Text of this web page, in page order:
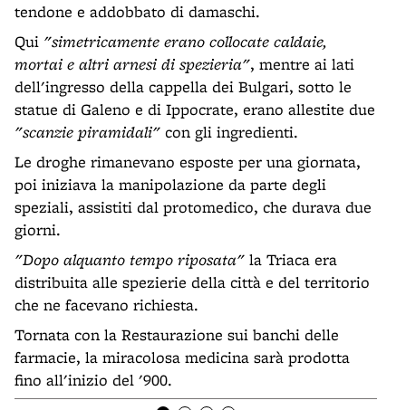
tendone e addobbato di damaschi.
Qui "simetricamente erano collocate caldaie,
mortai e altri arnesi di spezieria", mentre ai lati
dell'ingresso della cappella dei Bulgari, sotto le
statue di Galeno e di Ippocrate, erano allestite due
"scanzie piramidali" con gli ingredienti.
Le droghe rimanevano esposte per una giornata,
poi iniziava la manipolazione da parte degli
speziali, assistiti dal protomedico, che durava due
giorni.
"Dopo alquanto tempo riposata" la Triaca era
distribuita alle spezierie della città e del territorio
che ne facevano richiesta.
Tornata con la Restaurazione sui banchi delle
farmacie, la miracolosa medicina sarà prodotta
fino all'inizio del '900.